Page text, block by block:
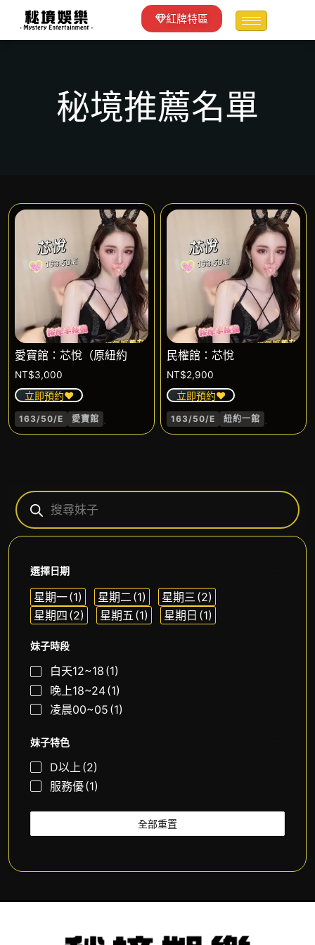
紅牌特區
秘境推薦名單
選擇日期
星期一(1) 星期二(1) 星期三 (2)
星期四 (2) 星期五 (1) 星期日 (1)
妹子時段
白天12~18 (1)
晚上18~24(1)
凌晨00~05 (1)
妹子特色
D以上 (2)
服務優(1)
全部重置
愛寶館：芯悅（原紐約
NT$3,000
立即預約❤️
163/50/E 愛寶館 .
民權館：芯悅
NT$2,900
立即預約❤️
163/50/E 紐約一館 .